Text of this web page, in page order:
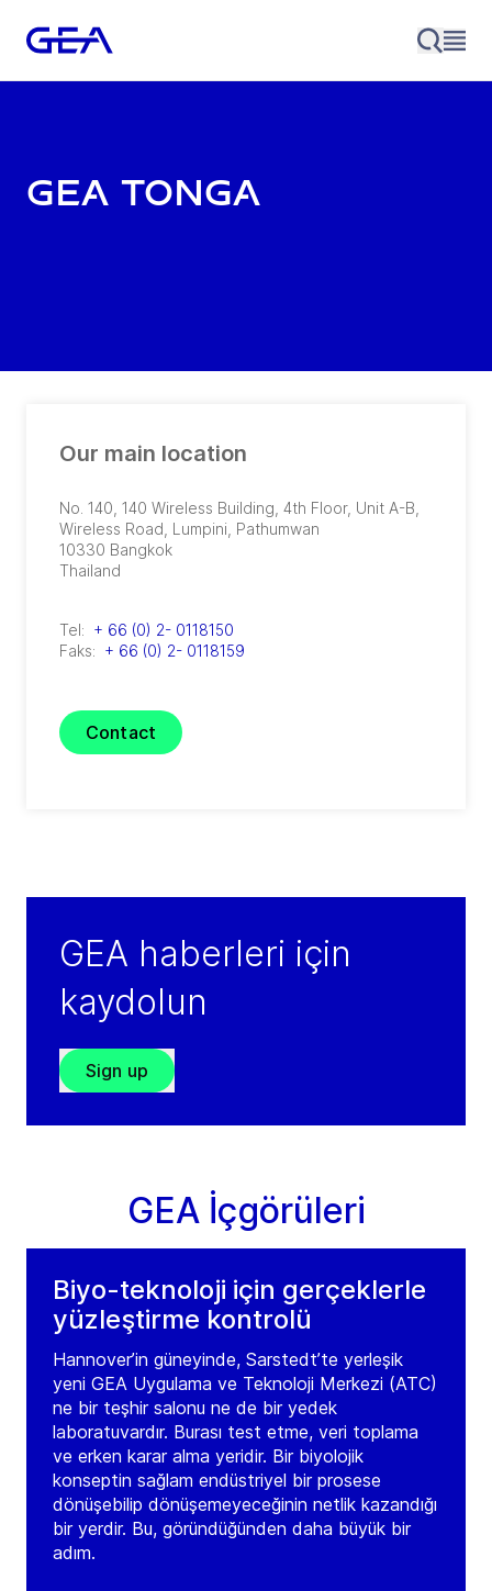
GEA Tonga
Our main location
No. 140, 140 Wireless Building, 4th Floor, Unit A-B,
Wireless Road Lumpini, Pathumwan
10330 Bangkok
Thailand
Tel: + 66 (0) 2- 0118150
Faks: + 66 (0) 2- 0118159
Contact
GEA haberleri için
kaydolun
Sign up
GEA İçgörüleri
Biyo-teknoloji için gerçeklerle
yüzleştirme kontrolü
Hannover’in güneyinde, Sarstedt’te yerleşik
yeni GEA Uygulama ve Teknoloji Merkezi (ATC)
ne bir teşhir salonu ne de bir yedek
laboratuvardır. Burası test etme, veri toplama
ve erken karar alma yeridir. Bir biyolojik
konseptin sağlam endüstriyel bir prosese
dönüşebilip dönüşemeyeceğinin netlik kazandığı
bir yerdir. Bu, göründüğünden daha büyük bir
adım.